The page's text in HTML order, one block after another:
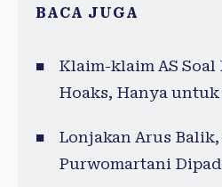
BACA JUGA
Klaim-klaim AS
Hoaks, Hanya untuk
Lonjakan Arus Balik,
Purwomartani